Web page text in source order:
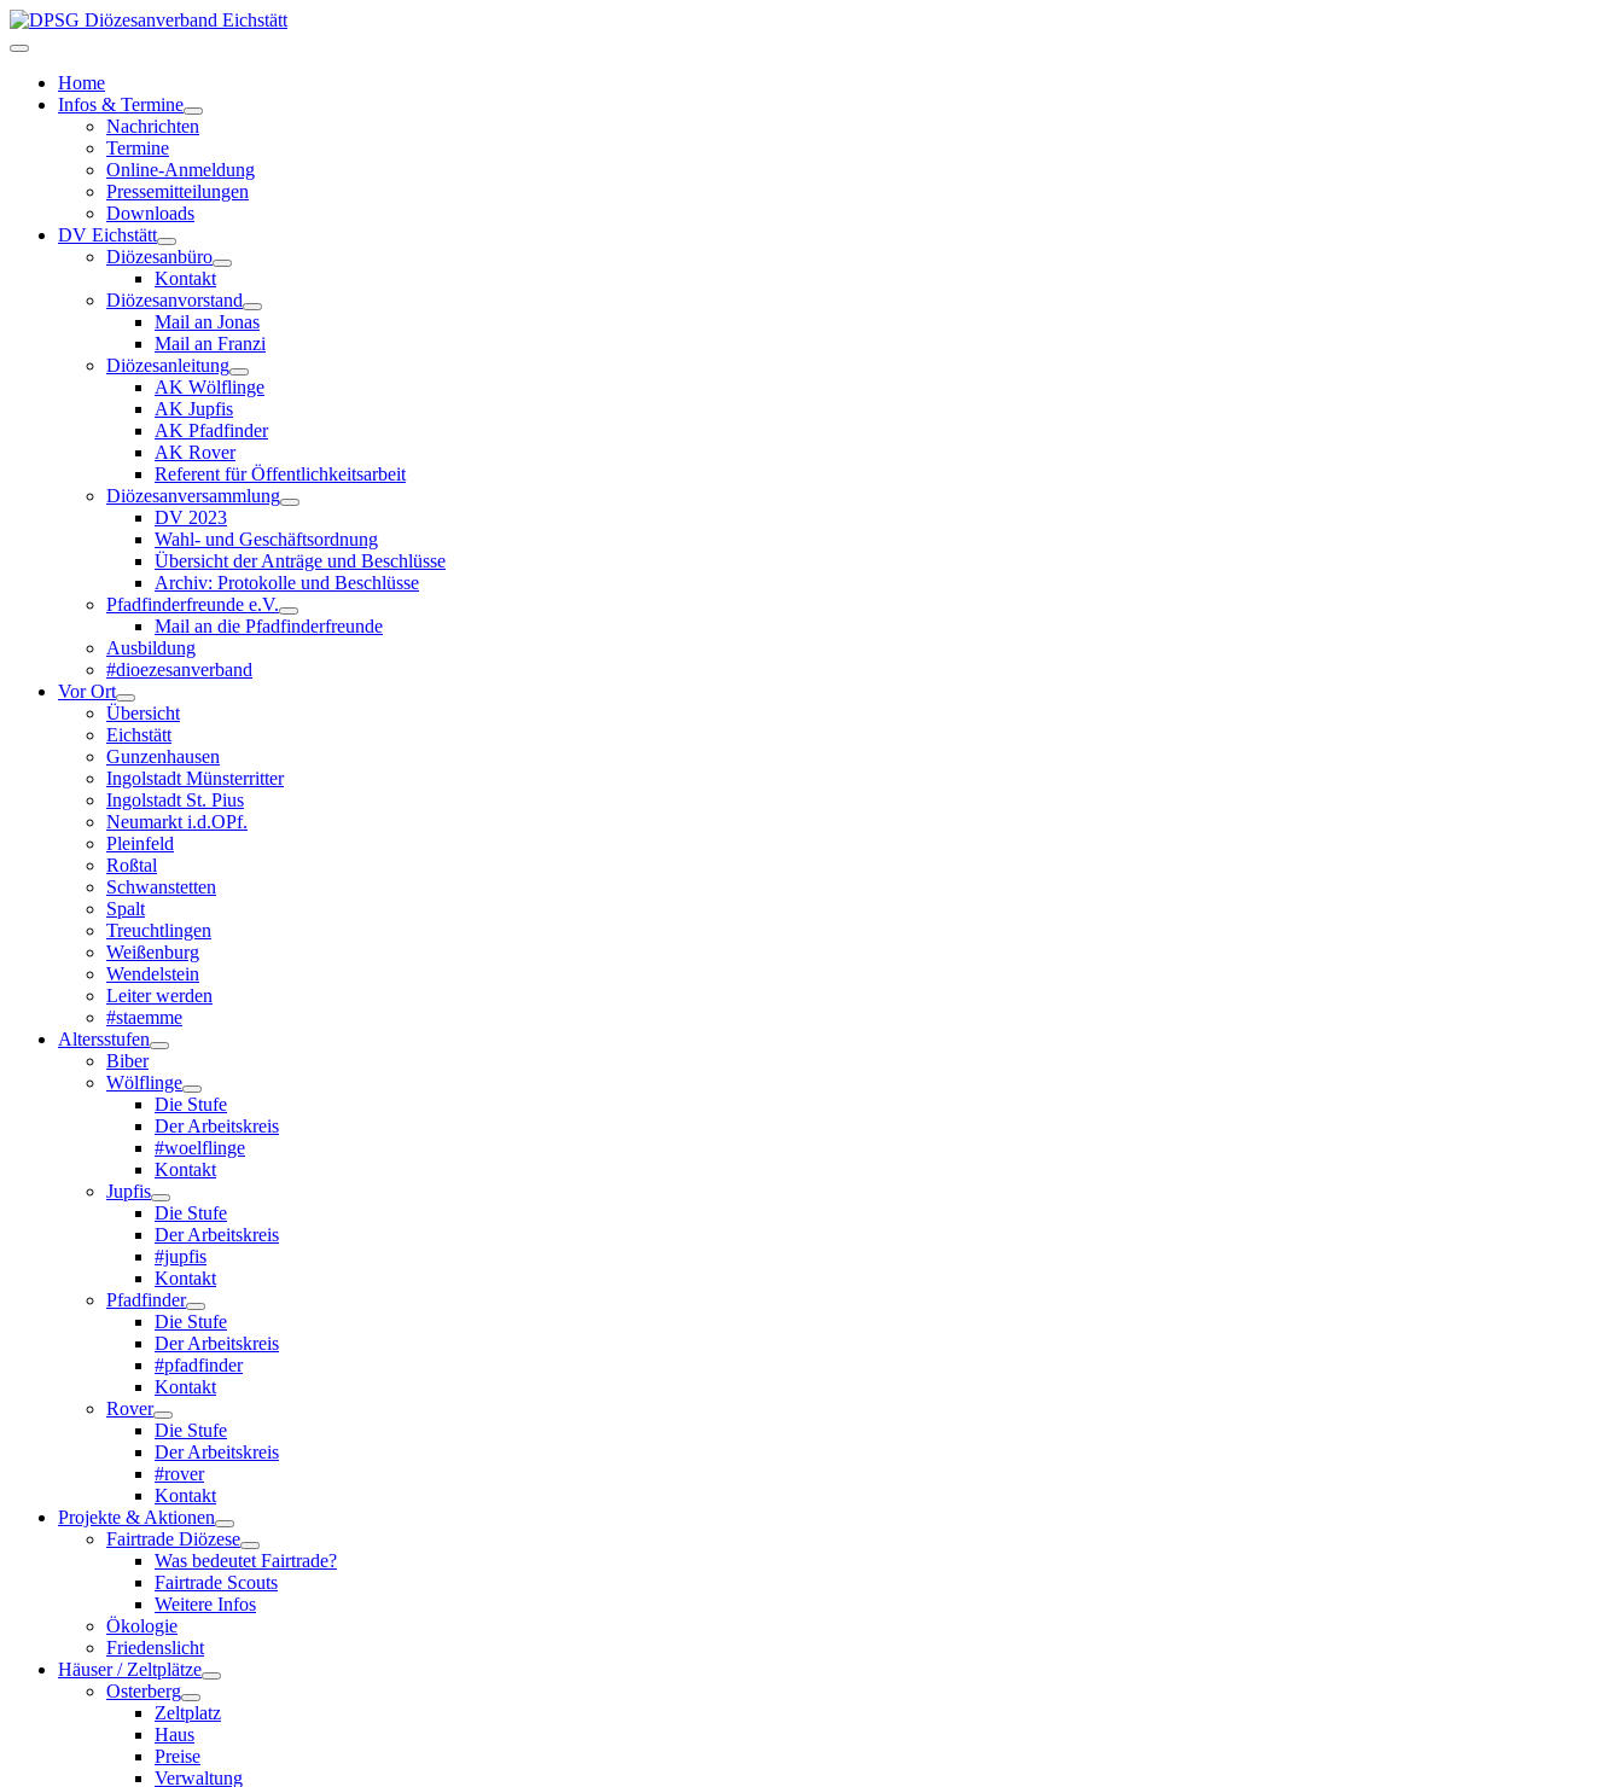
Home
Infos & Termine
Nachrichten
Termine
Online-Anmeldung
Pressemitteilungen
Downloads
DV Eichstätt
Diözesanbüro
Kontakt
Diözesanvorstand
Mail an Jonas
Mail an Franzi
Diözesanleitung
AK Wölflinge
AK Jupfis
AK Pfadfinder
AK Rover
Referent für Öffentlichkeitsarbeit
Diözesanversammlung
DV 2023
Wahl- und Geschäftsordnung
Übersicht der Anträge und Beschlüsse
Archiv: Protokolle und Beschlüsse
Pfadfinderfreunde e.V.
Mail an die Pfadfinderfreunde
Ausbildung
#dioezesanverband
Vor Ort
Übersicht
Eichstätt
Gunzenhausen
Ingolstadt Münsterritter
Ingolstadt St. Pius
Neumarkt i.d.OPf.
Pleinfeld
Roßtal
Schwanstetten
Spalt
Treuchtlingen
Weißenburg
Wendelstein
Leiter werden
#staemme
Altersstufen
Biber
Wölflinge
Die Stufe
Der Arbeitskreis
#woelflinge
Kontakt
Jupfis
Die Stufe
Der Arbeitskreis
#jupfis
Kontakt
Pfadfinder
Die Stufe
Der Arbeitskreis
#pfadfinder
Kontakt
Rover
Die Stufe
Der Arbeitskreis
#rover
Kontakt
Projekte & Aktionen
Fairtrade Diözese
Was bedeutet Fairtrade?
Fairtrade Scouts
Weitere Infos
Ökologie
Friedenslicht
Häuser / Zeltplätze
Osterberg
Zeltplatz
Haus
Preise
Verwaltung